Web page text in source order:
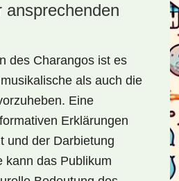
ansprechenden
des Charangos ist es
als auch die
Eine
Erklärungen
und der Darbietung
kann das Publikum